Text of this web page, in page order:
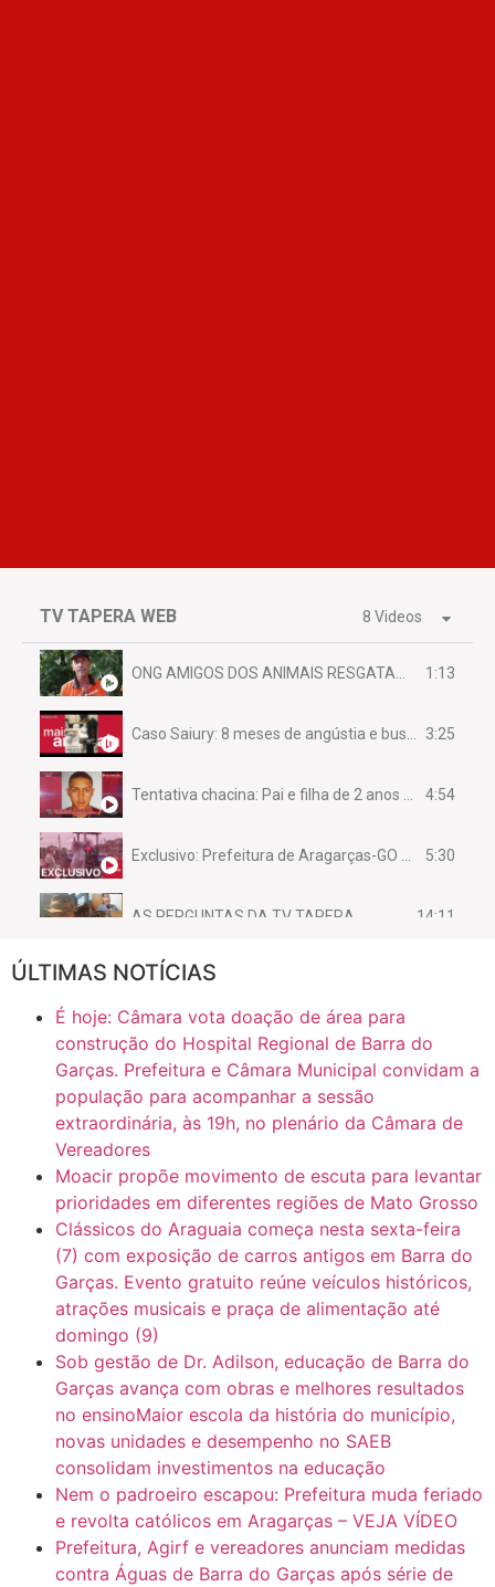
TV TAPERA WEB 8 Videos
ONG AMIGOS DOS ANIMAIS RESGATAM EMA FERIDA NA BR 070 1:13
Caso Saiury: 8 meses de angústia e busca por justiça 3:25
Tentativa chacina: Pai e filha de 2 anos assassinados em casa enquanto dormiam 4:54
Exclusivo: Prefeitura de Aragarças-GO sob suspeita de desviar maquinário público para uso privado. 5:30
AS PERGUNTAS DA TV TAPERA 14:11
CASO SAIURY - SEM CORTES
Mini Ginásio de Aragarças- Só a bo$ta 6:31
ÚLTIMAS NOTÍCIAS
É hoje: Câmara vota doação de área para
construção do Hospital Regional de Barra do
Garças. Prefeitura e Câmara Municipal convidam a
população para acompanhar a sessão
extraordinária, às 19h, no plenário da Câmara de
Vereadores
Moacir propõe movimento de escuta para levantar
prioridades em diferentes regiões de Mato Grosso
Clássicos do Araguaia começa nesta sexta-feira
(7) com exposição de carros antigos em Barra do
Garças. Evento gratuito reúne veículos históricos,
atrações musicais e praça de alimentação até
domingo (9)
Sob gestão de Dr. Adilson, educação de Barra do
Garças avança com obras e melhores resultados
no ensinoMaior escola da história do município,
novas unidades e desempenho no SAEB
consolidam investimentos na educação
Nem o padroeiro escapou: Prefeitura muda feriado
e revolta católicos em Aragarças – VEJA VÍDEO
Prefeitura, Agirf e vereadores anunciam medidas
contra Águas de Barra do Garças após série de